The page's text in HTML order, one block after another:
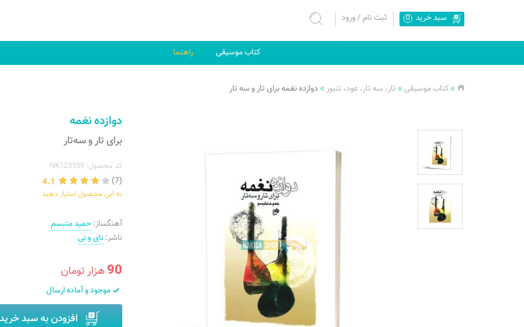
سبد خرید 0 ثبت نام/ورود
کتاب موسیقی راهنما
»کتاب موسیقی » تار، سه تار، عود، تنبور » دوازده نغمه برای تار و سه تار
دوازده نغمه
برای تار و سه‌تار
کد محصول: NK123559
(7)
4.1
به این محصول امتیاز دهید
آهنگساز:حمید متبسم
ناشر:نای و نی
90هزار تومان
موجود و آماده ارسال
افزودن به سبد